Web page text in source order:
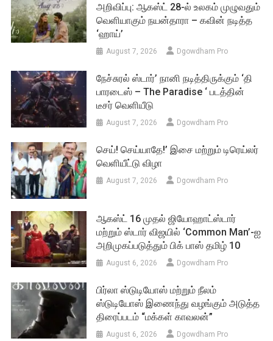
அறிவிப்பு: ஆகஸ்ட் 28-ல் உலகம் முழுவதும்
வெளியாகும் நயன்தாரா – கவின் நடித்த
‘ஹாய்’
August 7, 2026 Dgowdham Pro
நேச்சுரல் ஸ்டார்’ நானி நடித்திருக்கும் ‘தி
பாரடைஸ் – The Paradise ‘ படத்தின்
டீசர் வெளியீடு
August 7, 2026 Dgowdham Pro
செய்! செய்யாதே!’ இசை மற்றும் டிரெய்லர்
வெளியீட்டு விழா
August 7, 2026 Dgowdham Pro
ஆகஸ்ட் 16 முதல் ஜியோஹாட்ஸ்டார்
மற்றும் ஸ்டார் விஜயில் ‘Common Man’-ஐ
அறிமுகப்படுத்தும் பிக் பாஸ் தமிழ் 10
August 6, 2026 Dgowdham Pro
பிர்லா ஸ்டுடியோஸ் மற்றும் நீலம்
ஸ்டுடியோஸ் இணைந்து வழங்கும் அடுத்த
திரைப்படம் “மக்கள் காவலன்”
August 6, 2026 Dgowdham Pro